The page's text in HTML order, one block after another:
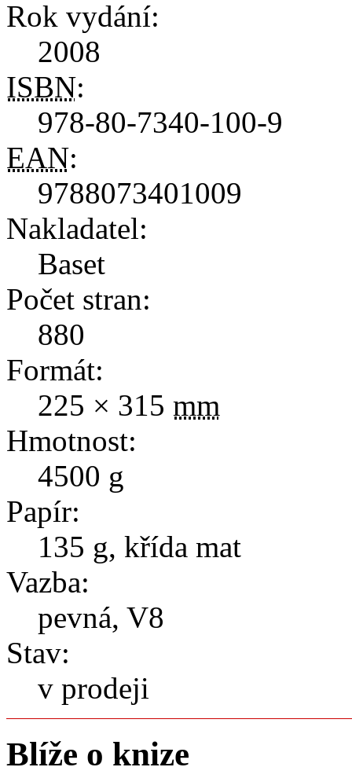
Rok vydání:
2008
ISBN:
978-80-7340-100-9
EAN:
9788073401009
Nakladatel:
Baset
Počet stran:
880
Formát:
225 × 315 mm
Hmotnost:
4500 g
Papír:
135 g, křída mat
Vazba:
pevná, V8
Stav:
v prodeji
Blíže o knize